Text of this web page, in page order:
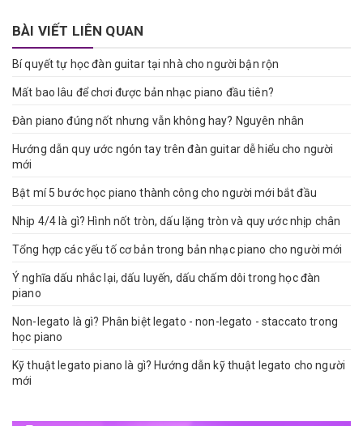
BÀI VIẾT LIÊN QUAN
Bí quyết tự học đàn guitar tại nhà cho người bận rộn
Mất bao lâu để chơi được bản nhạc piano đầu tiên?
Đàn piano đúng nốt nhưng vẫn không hay? Nguyên nhân
Hướng dẫn quy ước ngón tay trên đàn guitar dễ hiểu cho người
mới
Bật mí 5 bước học piano thành công cho người mới bắt đầu
Nhịp 4/4 là gì? Hình nốt tròn, dấu lặng tròn và quy ước nhịp chân
Tổng hợp các yếu tố cơ bản trong bản nhạc piano cho người mới
Ý nghĩa dấu nhắc lại, dấu luyến, dấu chấm dôi trong học đàn
piano
Non-legato là gì? Phân biệt legato - non-legato - staccato trong
học piano
Kỹ thuật legato piano là gì? Hướng dẫn kỹ thuật legato cho người
mới